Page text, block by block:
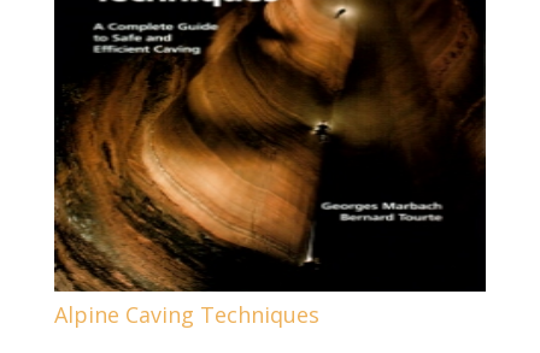
Alpine Caving Techniques